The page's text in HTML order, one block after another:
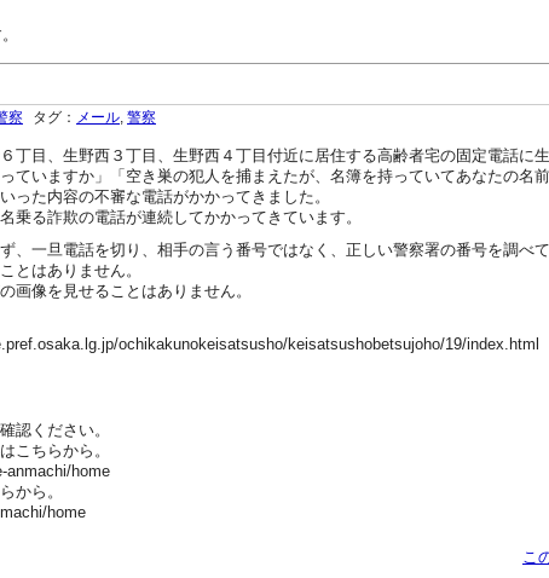
察 タグ： メール 警察
丁目、生野西３丁目、生野西４丁目付近に居住する高齢者宅の固定電話に
ていますか」「空き巣の犯人を捕まえたが、名簿を持っていてあなたの名
った内容の不審な電話がかかってきました。
る詐欺の電話が連続してかかってきています。
、一旦電話を切り、相手の言う番号ではなく、正しい警察署の番号を調べ
とはありません。
画像を見せることはありません。
ochikakunokeisatsusho/keisatsushobetsujoho/19/index.html
認ください。
こちらから。
anmachi/home
から。
home
こ